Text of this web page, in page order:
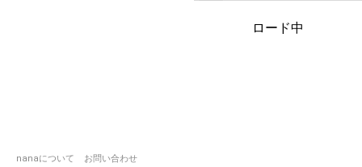
nanaについて
お問い合わせ
music.com/users/10537503
ロード中